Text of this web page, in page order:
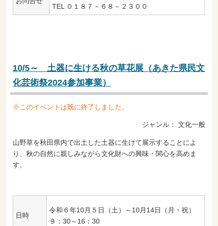
TEL ０１８７－６８－２３００
10/5～ 土器に生ける秋の草花展（あきた県民文
化芸術祭2024参加事業）
※このイベントは既に終了しました。
ジャンル： 文化一般
山野草を秋田県内で出土した土器に生けて展示することによ
り、秋の自然に親しみながら文化財への興味・関心を高めま
す。
日時
令和６年10月５日（土）～10月14日（月・祝）
９：30～16：30